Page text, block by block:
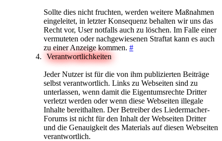
Sollte dies nicht fruchten, werden weitere Maßnahmen
eingeleitet, in letzter Konsequenz behalten wir uns das
Recht vor, User notfalls auch zu löschen. Im Falle einer
vermuteten oder nachgewiesenen Straftat kann es auch
zu einer Anzeige kommen. #
Verantwortlichkeiten
Jeder Nutzer ist für die von ihm publizierten Beiträge
selbst verantwortlich. Links zu Webseiten sind zu
unterlassen, wenn damit die Eigentumsrechte Dritter
verletzt werden oder wenn diese Webseiten illegale
Inhalte bereithalten. Der Betreiber des Liedermacher-
Forums ist nicht für den Inhalt der Webseiten Dritter
und die Genauigkeit des Materials auf diesen Webseiten
verantwortlich.